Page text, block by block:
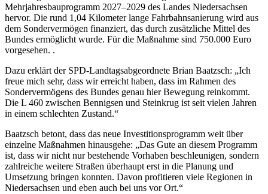
Mehrjahresbauprogramm 2027–2029 des Landes Niedersachsen
hervor. Die rund 1,04 Kilometer lange Fahrbahnsanierung wird aus
dem Sondervermögen finanziert, das durch zusätzliche Mittel des
Bundes ermöglicht wurde. Für die Maßnahme sind 750.000 Euro
vorgesehen. .
Dazu erklärt der SPD-Landtagsabgeordnete Brian Baatzsch: „Ich
freue mich sehr, dass wir erreicht haben, dass im Rahmen des
Sondervermögens des Bundes genau hier Bewegung reinkommt.
Die L 460 zwischen Bennigsen und Steinkrug ist seit vielen Jahren
in einem schlechten Zustand.“
Baatzsch betont, dass das neue Investitionsprogramm weit über
einzelne Maßnahmen hinausgehe: „Das Gute an diesem Programm
ist, dass wir nicht nur bestehende Vorhaben beschleunigen, sondern
zahlreiche weitere Straßen überhaupt erst in die Planung und
Umsetzung bringen konnten. Davon profitieren viele Regionen in
Niedersachsen und eben auch bei uns vor Ort.“